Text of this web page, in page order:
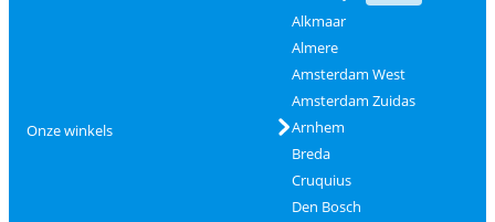
Onze winkels
Alkmaar
Almere
Amsterdam West
Amsterdam Zuidas
Arnhem
Breda
Cruquius
Den Bosch